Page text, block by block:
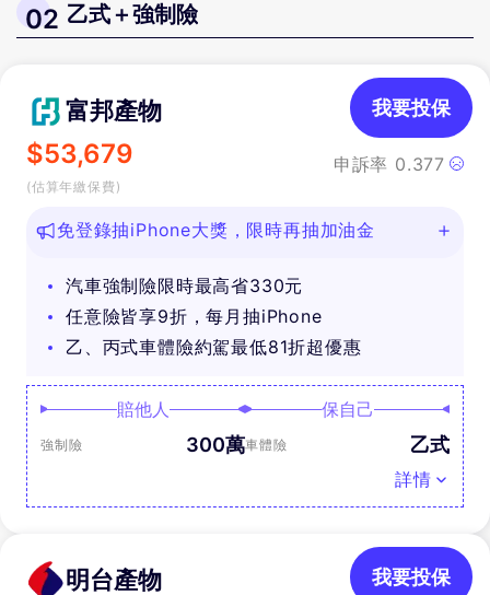
02 乙式＋強制險
富邦產物
$53,679
(估算年繳保費)
申訴率 0.377
我要投保
免登錄抽iPhone大獎，限時再抽加油金
汽車強制險限時最高省330元
任意險皆享9折，每月抽iPhone
乙、丙式車體險約駕最低81折超優惠
賠他人
強制險 300萬
保自己
車體險 乙式
詳情
明台產物 我要投保